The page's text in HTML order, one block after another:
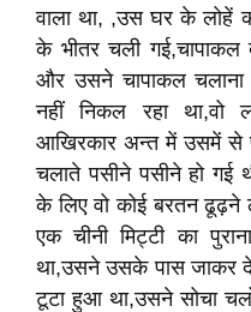
वाला था, ,उस घर के लोहें
के भीतर चली
और उसने चापाकल
नहीं निकल रहा था,वो
आखिरकार अन्त में उसमें से
चलाते पसीने पसीने हो गई
के लिए वो कोई बरतन ढूढ़ने
एक चीनी मिट्टी का
था,उसने उसके पास जाकर
टूटा हुआ था,उसने सोचा